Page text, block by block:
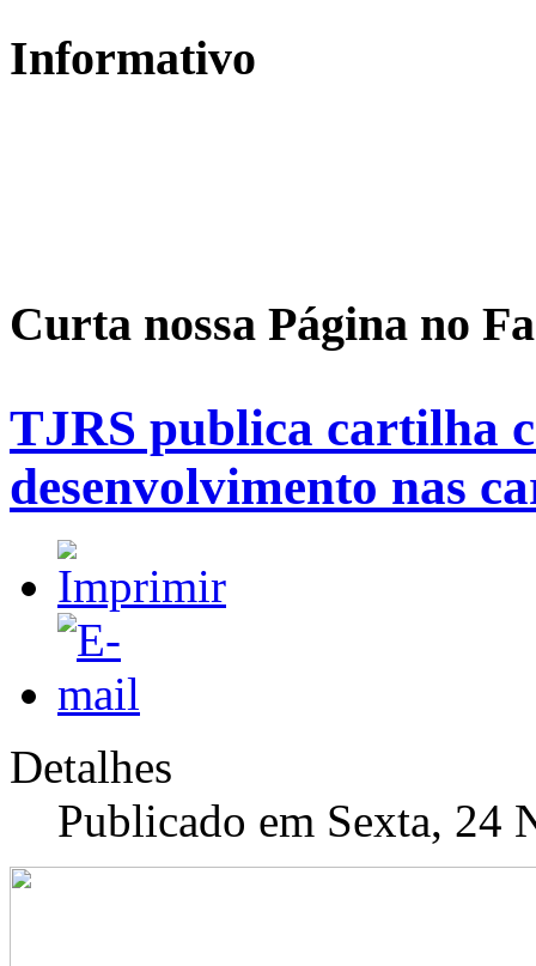
Informativo
Curta nossa Página no
TJRS publica cartilha
desenvolvimento nas
Detalhes
Publicado em Sexta, 24